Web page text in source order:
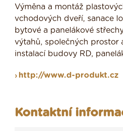
Výměna a montáž
vchodových dveří, sanace
bytové a panelákové
výtahů, společných prostor
instalací budovy RD,
http://www.d-produkt.cz
Kontaktní